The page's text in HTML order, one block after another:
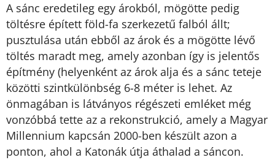
A sánc eredetileg egy árokból, mögötte pedig
töltésre épített föld-fa szerkezetű falból állt;
pusztulása után ebből az árok és a mögötte lévő
töltés maradt meg, amely azonban így is jelentős
építmény (helyenként az árok alja és a sánc teteje
közötti szintkülönbség 6-8 méter is lehet. Az
önmagában is látványos régészeti emléket még
vonzóbbá tette az a rekonstrukció, amely a Magyar
Millennium kapcsán 2000-ben készült azon a
ponton, ahol a Katonák útja áthalad a sáncon.